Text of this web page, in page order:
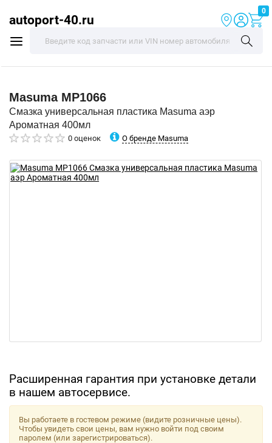
autoport-40.ru
0
Masuma MP1066
Смазка универсальная пластика Masuma аэр
Ароматная 400мл
0 оценок О бренде Masuma
Расширенная гарантия при установке детали
в нашем автосервисе.
Вы работаете в гостевом режиме (видите розничные цены).
Чтобы увидеть свои цены, вам нужно войти под своим
паролем (или зарегистрироваться).